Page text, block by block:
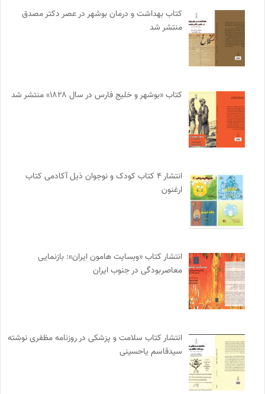
کتاب بهداشت و درمان بوشهر در عصر دکتر مصدق
منتشر شد
کتاب «بوشهر و خلیج فارس در سال ۱۸۲۸» منتشر شد
انتشار ۴ کتاب کودک و نوجوان ذیل آکادمی کتاب
ارغنون
انتشار کتاب «وبسایت هامون ایران»: بازنمایی
معاصربودگی در جنوب ایران
انتشار کتاب سلامت و پزشکی در روزنامه مظفری نوشته
سیدقاسم یاحسینی